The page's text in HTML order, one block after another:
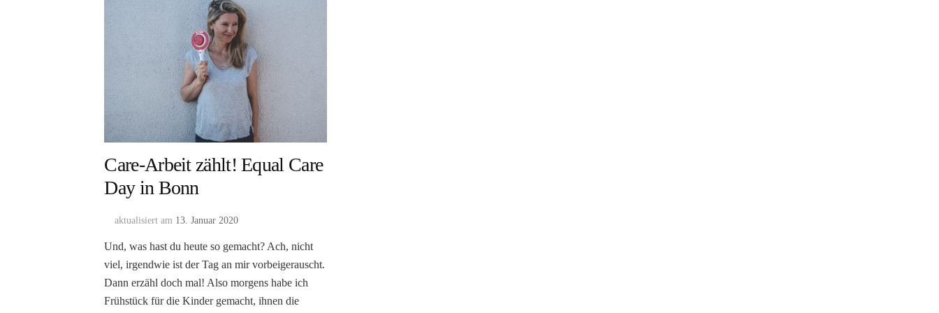
Care-Arbeit zählt! Equal Care
Day in Bonn
aktualisiert am 13. Januar 2020
Und, was hast du heute so gemacht? Ach, nicht
viel, irgendwie ist der Tag an mir vorbeigerauscht.
Dann erzähl doch mal! Also morgens habe ich
Frühstück für die Kinder gemacht, ihnen die